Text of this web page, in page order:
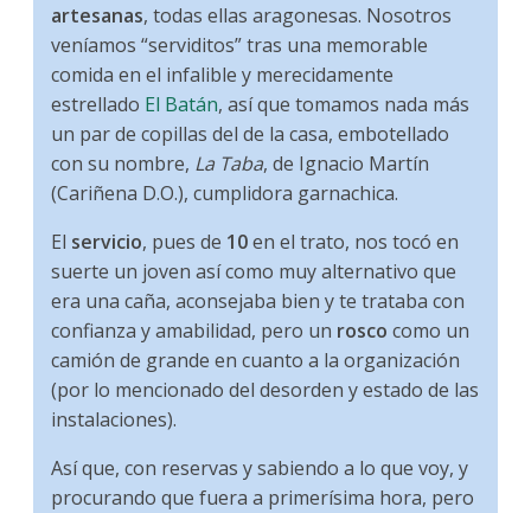
artesanas, todas ellas aragonesas. Nosotros
veníamos “serviditos” tras una memorable
comida en el infalible y merecidamente
estrellado El Batán, así que tomamos nada más
un par de copillas del de la casa, embotellado
con su nombre, La Taba, de Ignacio Martín
(Cariñena D.O.), cumplidora garnachica.
El servicio, pues de 10en el trato, nos tocó en
suerte un joven así como muy alternativo que
era una caña, aconsejaba bien y te trataba con
confianza y amabilidad, pero un rosco como un
camión de grande en cuanto a la organización
(por lo mencionado del desorden y estado de las
instalaciones).
Así que, con reservas y sabiendo a lo que voy, y
procurando que fuera a primerísima hora, pero